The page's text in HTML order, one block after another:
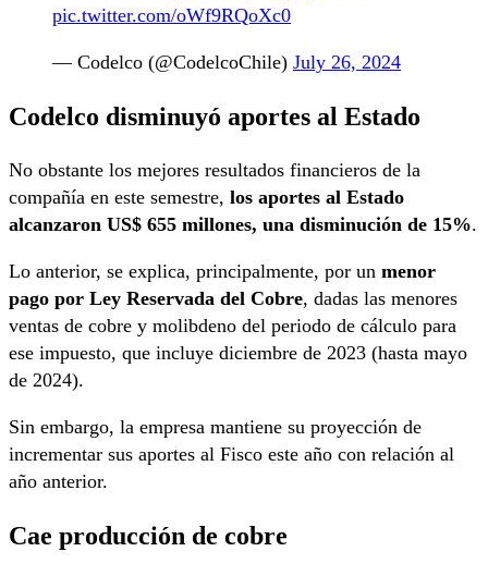
pic.twitter.com/oWf9RQoXc0
— Codelco (@CodelcoChile) July 26, 2024
Codelco disminuyó aportes al Estado
No obstante los mejores resultados financieros de la
compañía en este semestre, los aportes al Estado
alcanzaron US$ 655 millones, una disminución de 15%.
Lo anterior, se explica, principalmente, por un menor
pago por Ley Reservada del Cobre, dadas las menores
ventas de cobre y molibdeno del periodo de cálculo para
ese impuesto, que incluye diciembre de 2023 (hasta mayo
de 2024).
Sin embargo, la empresa mantiene su proyección de
incrementar sus aportes al Fisco este año con relación al
año anterior.
Cae producción de cobre